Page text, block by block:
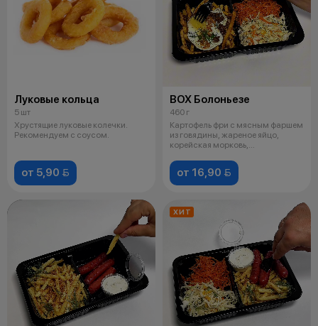
Луковые кольца
5 шт
Хрустящие луковые колечки.
Рекомендуем с соусом.
от 5,90 
BOX Болоньезе
460 г
Картофель фри с мясным фаршем
из говядины, жареное яйцо,
корейская морковь,
от 16,90 
ХИТ